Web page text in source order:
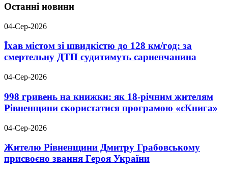
Останні новини
04-Сер-2026
Їхав містом зі швидкістю до 128 км/год: за
смертельну ДТП судитимуть сарненчанина
04-Сер-2026
998 гривень на книжки: як 18-річним жителям
Рівненщини скористатися програмою «єКнига»
04-Сер-2026
Жителю Рівненщини Дмитру Грабовському
присвоєно звання Героя України